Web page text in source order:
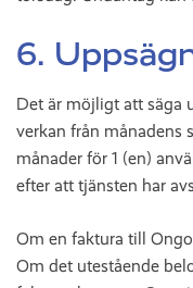
6.
Det är möjligt att säga
verkan från månadens
månader för 1 (en)
efter att tjänsten har
Om en faktura till
Om det utestående